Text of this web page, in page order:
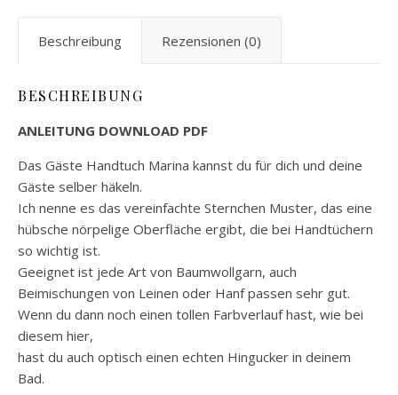
Beschreibung Rezensionen (0)
BESCHREIBUNG
ANLEITUNG DOWNLOAD PDF
Das Gäste Handtuch Marina kannst du für dich und deine
Gäste selber häkeln.
Ich nenne es das vereinfachte Sternchen Muster, das eine
hübsche nörpelige Oberfläche ergibt, die bei Handtüchern
so wichtig ist.
Geeignet ist jede Art von Baumwollgarn, auch
Beimischungen von Leinen oder Hanf passen sehr gut.
Wenn du dann noch einen tollen Farbverlauf hast, wie bei
diesem hier,
hast du auch optisch einen echten Hingucker in deinem
Bad.